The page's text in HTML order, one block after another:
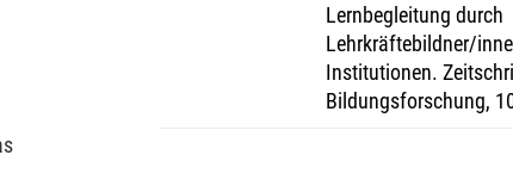
Lernbegleitung durch
Lehrkräftebildner/
Institutionen.
Bildungsforschung,